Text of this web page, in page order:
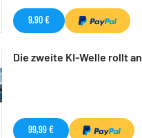
9,90 €
Die zweite KI-Welle rollt an
99,99 €